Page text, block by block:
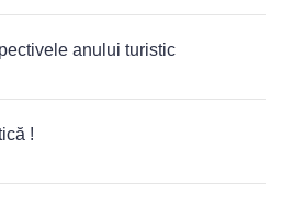
anului turistic
!